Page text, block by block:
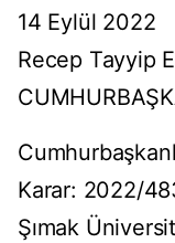
14 Eylül 2022
Recep Tayyip
Karar: 2022/
Şımak